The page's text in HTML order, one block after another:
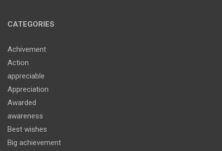
CATEGORIES
Achivement
Action
appreciable
Appreciation
Awarded
awareness
Best wishes
Big achievement